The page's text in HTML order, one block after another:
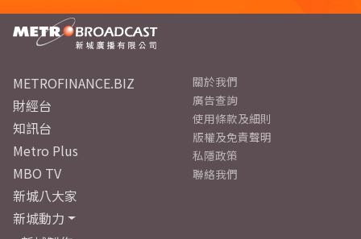
METROFINANCE.BIZ
財經台
知訊台
Metro Plus
MBO TV
新城八大家
新城動力
關於我們
廣告查詢
使用條款及細則
版權及免責聲明
私隱政策
聯絡我們